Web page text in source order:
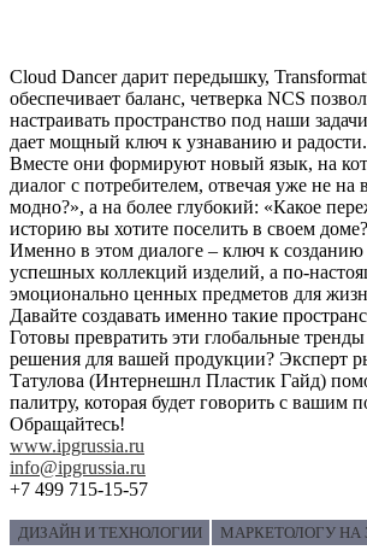
Cloud Dancer дарит передышку,
обеспечивает баланс, четверка NCS
настраивать пространство под наши
дает мощный ключ к узнаванию и радости.
Вместе они формируют новый язык, на
диалог с потребителем, отвечая уже не на
модно?», а на более глубокий: «Какое
историю вы хотите поселить в своем
Именно в этом диалоге – ключ к созданию
успешных коллекций изделий, а по-
эмоционально ценных предметов для
Давайте создавать именно такие
Готовы превратить эти глобальные
решения для вашей продукции? Эксперт
Татулова (Интернешнл Пластик Гайд)
палитру, которая будет говорить с вашим
Обращайтесь!
www.ipgrussia.ru
info@ipgrussia.ru
+7 499 715-15-57
ДИЗАЙН И ТЕХНОЛОГИИ МАРКЕТОЛОГУ НА